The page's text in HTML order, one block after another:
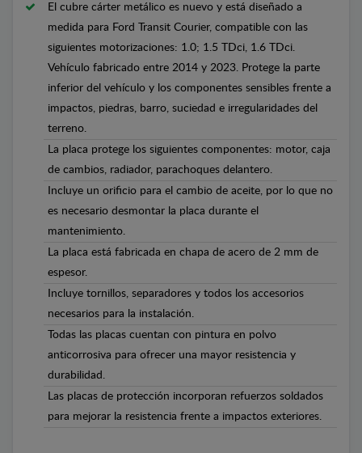
El cubre cárter metálico es nuevo y está diseñado a
medida para Ford Transit Courier, compatible con las
siguientes motorizaciones: 1.0; 1.5 TDci, 1.6 TDci.
Vehículo fabricado entre 2014 y 2023. Protege la parte
inferior del vehículo y los componentes sensibles frente a
impactos, piedras, barro, suciedad e irregularidades del
terreno.
La placa protege los siguientes componentes: motor, caja
de cambios, radiador, parachoques delantero.
Incluye un orificio para el cambio de aceite, por lo que no
es necesario desmontar la placa durante el
mantenimiento.
La placa está fabricada en chapa de acero de 2 mm de
espesor.
Incluye tornillos, separadores y todos los accesorios
necesarios para la instalación.
Todas las placas cuentan con pintura en polvo
anticorrosiva para ofrecer una mayor resistencia y
durabilidad.
Las placas de protección incorporan refuerzos soldados
para mejorar la resistencia frente a impactos exteriores.